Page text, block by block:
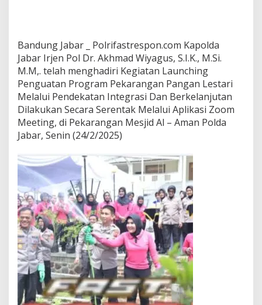
Bandung Jabar _ Polrifastrespon.com Kapolda
Jabar Irjen Pol Dr. Akhmad Wiyagus, S.I.K., M.Si.
M.M,. telah menghadiri Kegiatan Launching
Penguatan Program Pekarangan Pangan Lestari
Melalui Pendekatan Integrasi Dan Berkelanjutan
Dilakukan Secara Serentak Melalui Aplikasi Zoom
Meeting, di Pekarangan Mesjid Al – Aman Polda
Jabar, Senin (24/2/2025)